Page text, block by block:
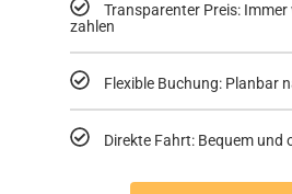
Transparenter Preis: Immer
zahlen
Flexible Buchung: Planbar
Direkte Fahrt: Bequem und